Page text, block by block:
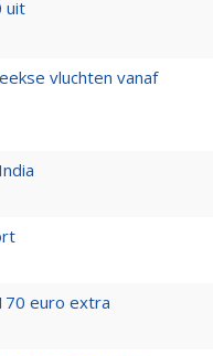
uit
vluchten vanaf
euro extra